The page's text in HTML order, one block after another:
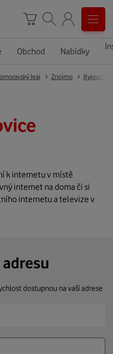
Obchod Nabídky
kraj Znojmo Kyjovice
k internetu v místě
internet na doma či si
internetu a televize v
dostupnou na vaší adrese